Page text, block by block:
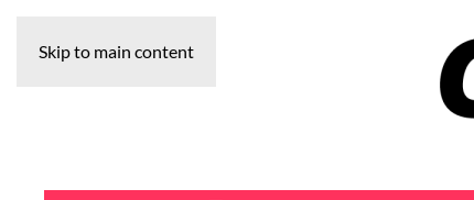
Skip to main content